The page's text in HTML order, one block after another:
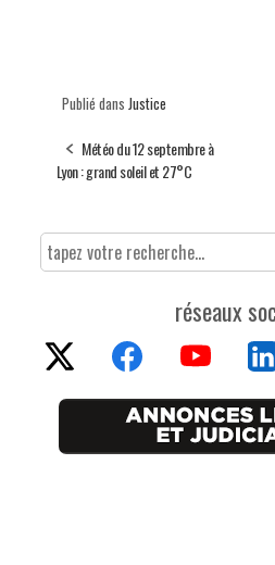
Publié dans Justice
Météo du 12 septembre à
Lyon : grand soleil et 27°C
réseaux